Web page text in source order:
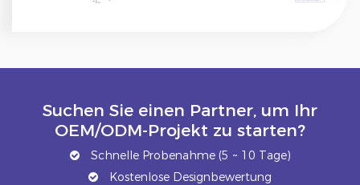
Suchen Sie einen Partner, um Ihr
OEM/ODM-Projekt zu starten?
Schnelle Probenahme (5 ~ 10 Tage)
Kostenlose Designbewertung